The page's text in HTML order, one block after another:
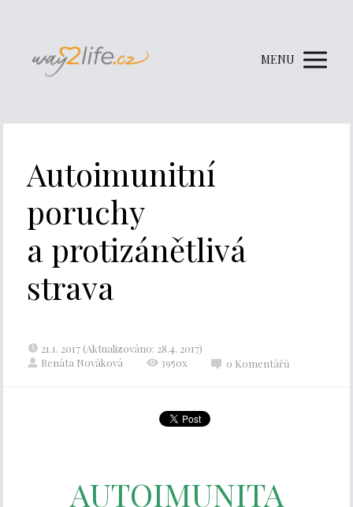
MENU
Autoimunitní
poruchy
a protizánětlivá
strava
21.1. 2017 (Aktualizováno: 28.4. 2017)
Renáta Nováková
3950x 0 Komentářů
AUTOIMUNITA